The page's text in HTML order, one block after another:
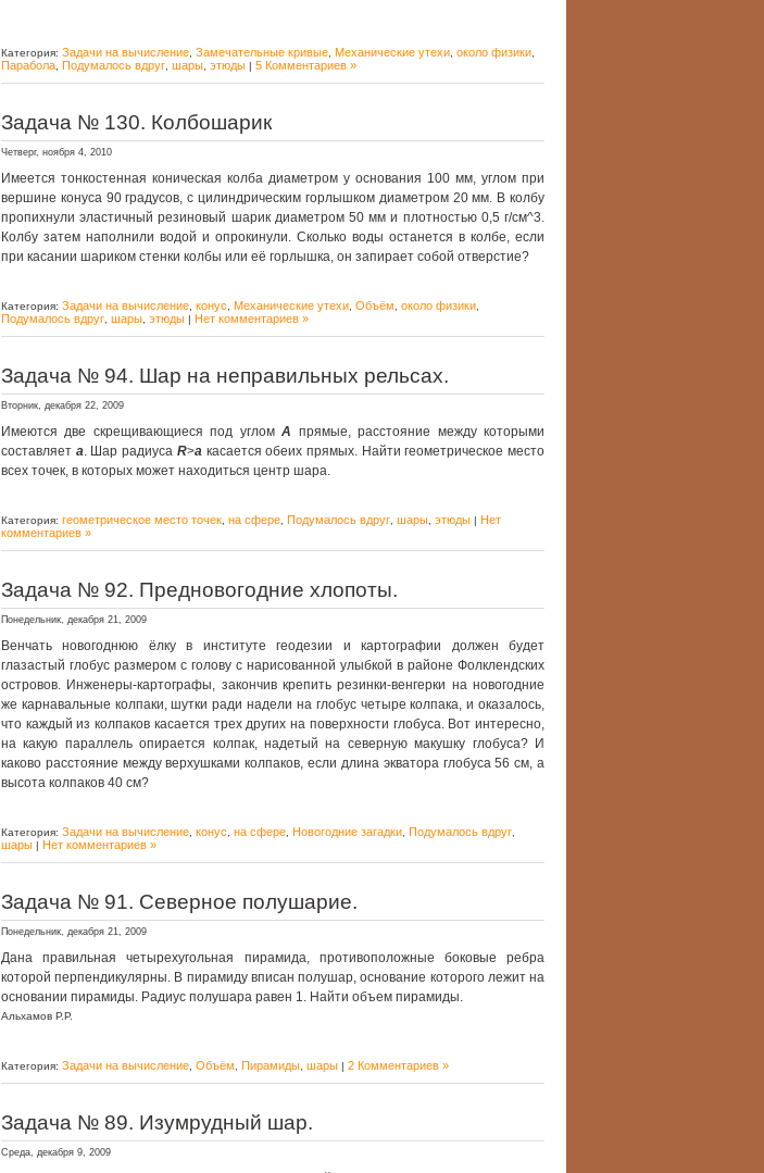
Категория: Задачи на вычисление Замечательные кривые Механические утехи около физики
Парабола Подумалось вдруг шары этюды | 5 Комментариев »
Задача № 130. Колбошарик
Четверг, ноября 4, 2010
Имеется тонкостенная коническая колба диаметром у основания 100 мм, углом при
вершине конуса 90 градусов, с цилиндрическим горлышком диаметром 20 мм. В колбу
пропихнули эластичный резиновый шарик диаметром 50 мм и плотностью 0,5 г/см^3.
Колбу затем наполнили водой и опрокинули. Сколько воды останется в колбе, если
при касании шариком стенки колбы или её горлышка, он запирает собой отверстие?
Категория: Задачи на вычисление конус Механические утехи Объём около физики
Подумалось вдруг шары этюды | Нет комментариев »
Задача № 94. Шар на неправильных рельсах.
Вторник, декабря 22, 2009
Имеются две скрещивающиеся под угломА прямые, расстояние между которыми
составляет a. Шар радиуса R>aкасается обеих прямых. Найти геометрическое место
всех точек, в которых может находиться центр шара.
Категория: геометрическое место точек на сфере Подумалось вдруг шары этюды | Нет
комментариев »
Задача № 92. Предновогодние хлопоты.
Понедельник, декабря 21, 2009
Венчать новогоднюю ёлку в институте геодезии и картографии должен будет
глазастый глобус размером с голову с нарисованной улыбкой в районе Фолклендских
островов. Инженеры-картографы, закончив крепить резинки-венгерки на новогодние
же карнавальные колпаки, шутки ради надели на глобус четыре колпака, и оказалось,
что каждый из колпаков касается трех других на поверхности глобуса. Вот интересно,
на какую параллель опирается колпак, надетый на северную макушку глобуса? И
каково расстояние между верхушками колпаков, если длина экватора глобуса 56 см, а
высота колпаков 40 см?
Категория: Задачи на вычисление конус на сфере Новогодние загадки Подумалось вдруг
шары | Нет комментариев »
Задача № 91. Северное полушарие.
Понедельник, декабря 21, 2009
Дана правильная четырехугольная пирамида, противоположные боковые ребра
которой перпендикулярны. В пирамиду вписан полушар, основание которого лежит на
основании пирамиды. Радиус полушара равен 1. Найти объем пирамиды.
Альхамов Р.Р.
Категория: Задачи на вычисление Объём Пирамиды шары | 2 Комментариев »
Задача № 89. Изумрудный шар.
Среда, декабря 9, 2009